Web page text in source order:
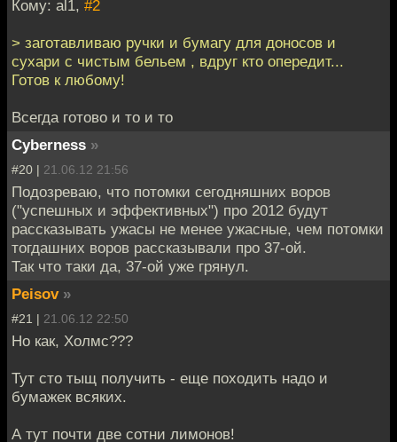
Кому: al1, #2
> заготавливаю ручки и бумагу для доносов и
сухари с чистым бельем , вдруг кто опередит...
Готов к любому!
Всегда готово и то и то
Cyberness »
#20 | 21.06.12 21:56
Подозреваю, что потомки сегодняшних воров
("успешных и эффективных") про 2012 будут
рассказывать ужасы не менее ужасные, чем потомки
тогдашних воров рассказывали про 37-ой.
Так что таки да, 37-ой уже грянул.
Peisov »
#21 | 21.06.12 22:50
Но как, Холмс???
Тут сто тыщ получить - еще походить надо и
бумажек всяких.
А тут почти две сотни лимонов!